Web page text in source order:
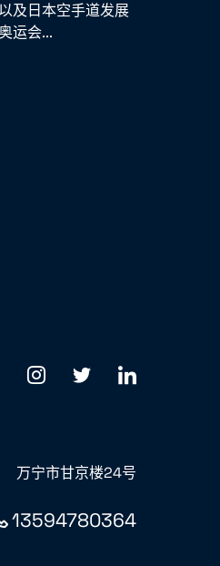
及日本空手道发展
运会...
万宁市甘京楼24号
13594780364